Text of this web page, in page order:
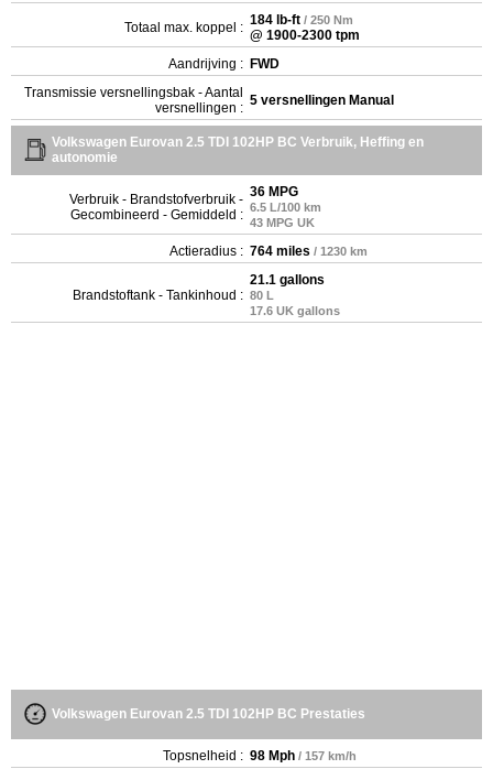
Totaal max. koppel : 184 lb-ft / 250 Nm
@ 1900-2300 tpm
Aandrijving : FWD
Transmissie versnellingsbak - Aantal
versnellingen : 5 versnellingen Manual
Volkswagen Eurovan 2.5 TDI 102HP BC Verbruik, Heffing en
autonomie
Verbruik - Brandstofverbruik -
Gecombineerd - Gemiddeld :
36 MPG
6.5 L/100 km
43 MPG UK
Actieradius : 764 miles / 1230 km
Brandstoftank - Tankinhoud :
21.1 gallons
80 L
17.6 UK gallons
Volkswagen Eurovan 2.5 TDI 102HP BC Prestaties
Topsnelheid : 98 Mph / 157 km/h